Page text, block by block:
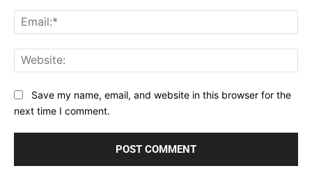
Save my name, email, and website in this browser for the
next time I comment.